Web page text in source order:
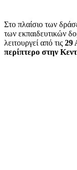
Στο πλαίσιο των
των εκπαιδευτικών
λειτουργεί από τις 29
περίπτερο στην